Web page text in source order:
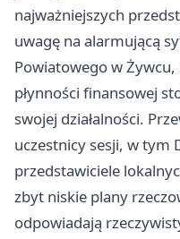
najważniejszych
uwagę na alarmującą
Powiatowego w
płynności finansowej
swojej działalności.
uczestnicy sesji, w tym
przedstawiciele
zbyt niskie plany
odpowiadają